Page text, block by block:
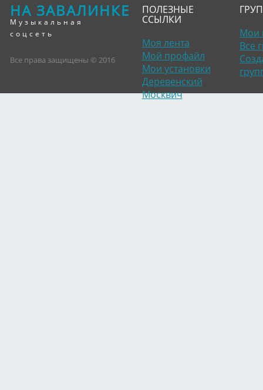
НА ЗАВАЛИНКЕ
Музыкальная
соцсеть
Все права защищены © 2016
ПОЛЕЗНЫЕ
ССЫЛКИ
Моя лента
Мой профайл
Мои установки
Деревенский
Москвич
Мои
Все